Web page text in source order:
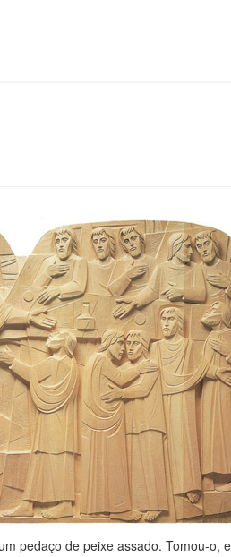
pedaço de peixe assado. Tomou-o,